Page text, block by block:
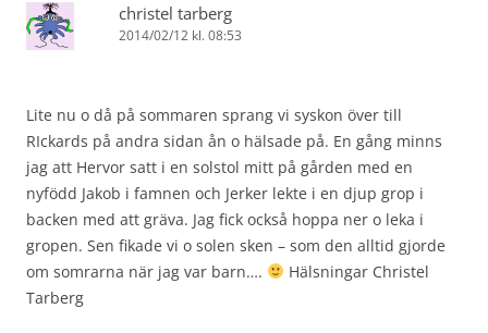
christel tarberg
2014/02/12 kl. 08:53
Lite nu o då på sommaren sprang vi syskon över till
RIckards på andra sidan ån o hälsade på. En gång minns
jag att Hervor satt i en solstol mitt på gården med en
nyfödd Jakob i famnen och Jerker lekte i en djup grop i
backen med att gräva. Jag fick också hoppa ner o leka i
gropen. Sen fikade vi o solen sken – som den alltid gjorde
om somrarna när jag var barn….
Hälsningar Christel
Tarberg